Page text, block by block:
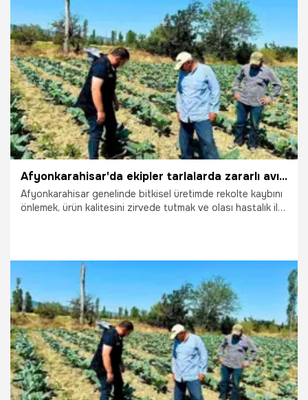
15.07.2026 Gündem
Afyonkarahisar'da ekipler tarlalarda zararlı avına çıktı
Afyonkarahisar genelinde bitkisel üretimde rekolte kaybını
önlemek, ürün kalitesini zirvede tutmak ve olası hastalık ile
Sinanpaşa İlçe Tarım ve Orman Müdürlüğü'nün uzman
teknik personeli, sebze üretim alanlarını mercek altına
alarak üreticilere sarsılmaz bir teknik destek sağlıyor.
15.07.2026 Afyonkarahisar